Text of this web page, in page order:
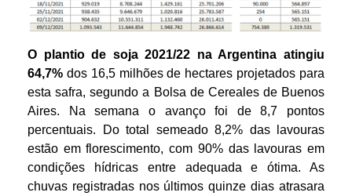
O plantio de soja 2021/22 na Argentina atingiu
64,7% dos 16,5 milhões de hectares projetados para
esta safra, segundo a Bolsa de Cereales de Buenos
Aires. Na semana o avanço foi de 8,7 pontos
percentuais. Do total semeado 8,2% das lavouras
estão em florescimento, com 90% das lavouras em
condições hídricas entre adequada e ótima. As
chuvas registradas nos últimos quinze dias atrasara